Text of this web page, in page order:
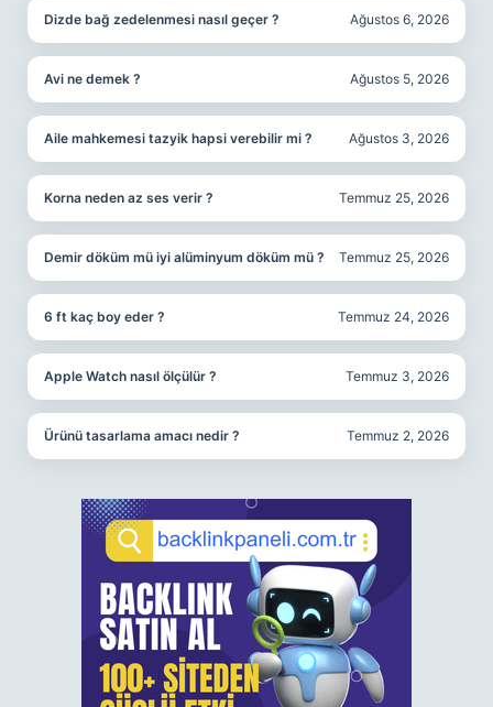
Dizde bağ zedelenmesi nasıl geçer ? Ağustos 6, 2026
Avi ne demek ? Ağustos 5, 2026
Aile mahkemesi tazyik hapsi verebilir mi ? Ağustos 3, 2026
Korna neden az ses verir ? Temmuz 25, 2026
Demir döküm mü iyi alüminyum döküm mü ? Temmuz 25, 2026
6 ft kaç boy eder ? Temmuz 24, 2026
Apple Watch nasıl ölçülür ? Temmuz 3, 2026
Ürünü tasarlama amacı nedir ? Temmuz 2, 2026